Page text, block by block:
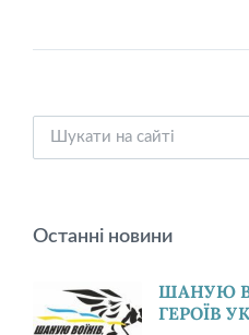
Останні новини
ШАНУЮ
ГЕРОЇВ